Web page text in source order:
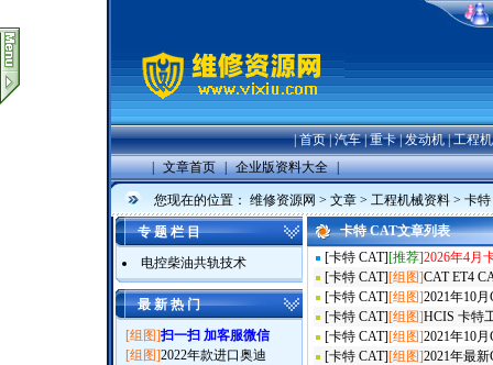
|首页|汽车|重卡|发动机|工程
| 文章首页 | 企业版资料大全 |
您现在的位置： 维修资源网 > 文章 > 工程机械资料 > 卡特
专 题 栏 目
电控柴油共轨技术
最 新 热 门
[组图]扫一扫 加客服微信
[组图]2022年款进口奥迪
卡特 CAT文章列表
[卡特 CAT][推荐]2026年4月
[卡特 CAT][组图]CAT ET4
[卡特 CAT][组图]2021年10
[卡特 CAT][组图]HCIS 卡特
[卡特 CAT][组图]2021年10
[卡特 CAT][组图]2021年最